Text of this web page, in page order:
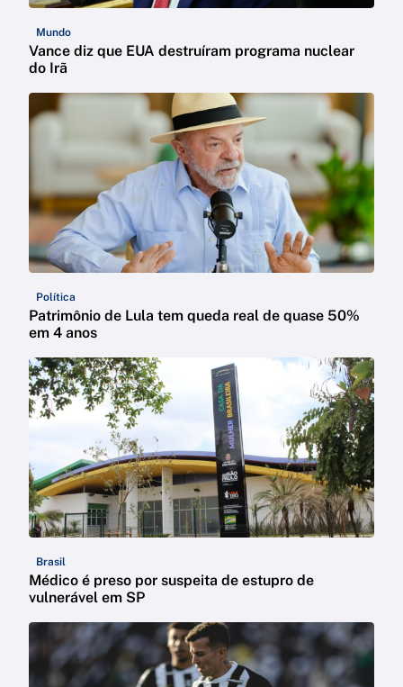
Mundo
Vance diz que EUA destruíram programa nuclear
do Irã
Política
Patrimônio de Lula tem queda real de quase 50%
em 4 anos
Brasil
Médico é preso por suspeita de estupro de
vulnerável em SP